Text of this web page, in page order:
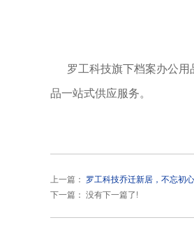
罗工科技旗下档案办公用
品一站式供应服务。
上一篇： 罗工科技乔迁新居，不忘初
下一篇： 没有下一篇了!